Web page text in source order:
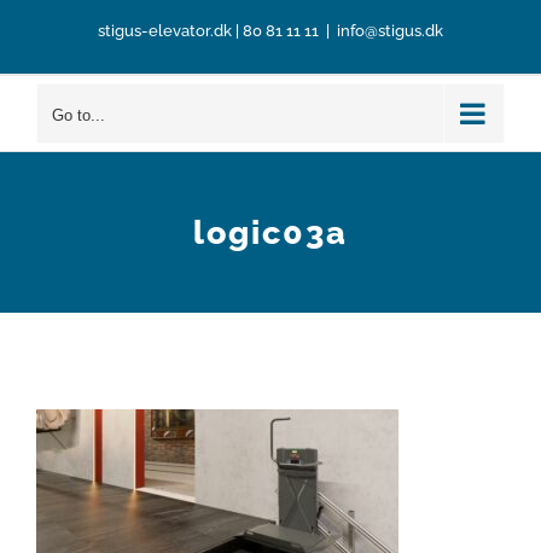
content
stigus-elevator.dk 80 81 11 11 info@stigus.dk
Go to...
logic03a